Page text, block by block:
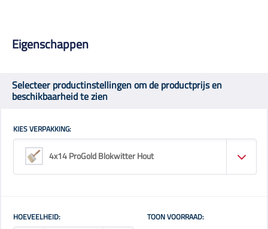
Eigenschappen
Selecteer productinstellingen om de productprijs en
beschikbaarheid te zien
KIES VERPAKKING:
4x14 ProGold Blokwitter Hout
HOEVEELHEID: TOON VOORRAAD: